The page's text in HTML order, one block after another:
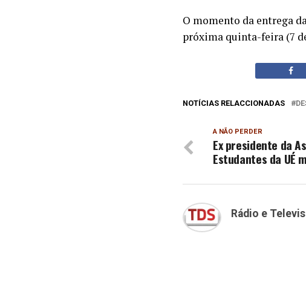
O momento da entrega
próxima quinta-feira (7
NOTÍCIAS RELACCIONADAS
A NÃO PERDER
Ex presidente da
Estudantes da UÉ
Rádio e